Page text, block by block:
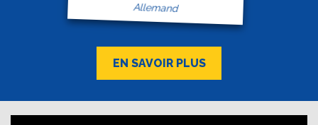
Allemand
EN SAVOIR PLUS